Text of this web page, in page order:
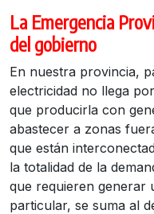
La Emergencia
del gobierno
En nuestra provincia,
electricidad no llega
que producirla con
abastecer a zonas
que están
la totalidad de la
que requieren generar
particular, se suma al